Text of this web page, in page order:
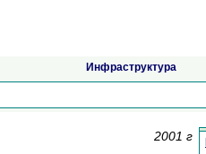
Инфраструктура
2001 г